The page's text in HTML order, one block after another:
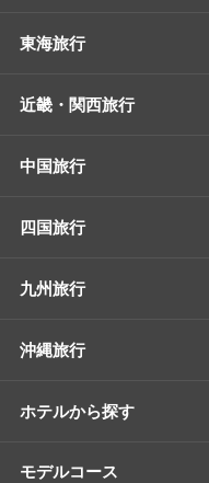
東海旅行
近畿・関西旅行
中国旅行
四国旅行
九州旅行
沖縄旅行
ホテルから探す
モデルコース